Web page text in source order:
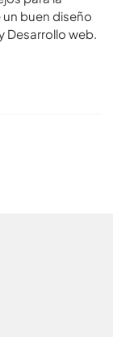
buen diseño
Desarrollo web.